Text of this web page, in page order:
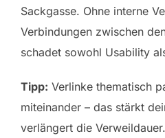
Sackgasse. Ohne interne
Verbindungen zwischen
schadet sowohl Usability
Tipp: Verlinke thematisch
miteinander – das stärkt
verlängert die Verweildauer.